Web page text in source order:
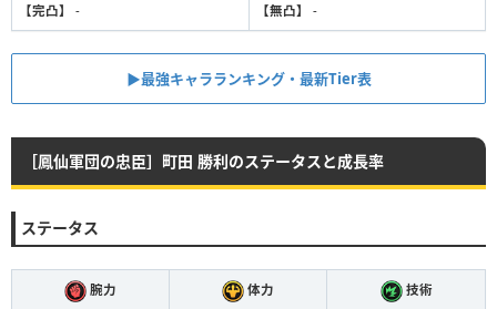
【完凸】 - 【無凸】 -
▶︎最強キャラランキング・最新Tier表
［鳳仙軍団の忠臣］町田 勝利のステータスと成長率
ステータス
腕力 体力 技術